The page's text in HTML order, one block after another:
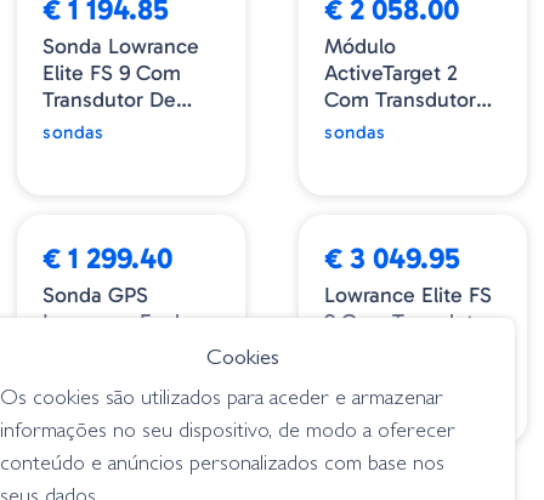
€ 1 194.85
Sonda Lowrance
Elite FS 9 Com
Transdutor De
Imaging Active 3
sondas
€ 2 058.00
Módulo
ActiveTarget 2
Com Transdutor
Lowrance Simrad
sondas
€ 1 299.40
Sonda GPS
Lowrance Eagle
€ 3 049.95
Lowrance Elite FS
9 Com Transdutor
Cookies
Os cookies são utilizados para aceder e armazenar
informações no seu dispositivo, de modo a oferecer
conteúdo e anúncios personalizados com base nos